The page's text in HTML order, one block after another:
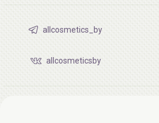
allcosmetics_by
allcosmeticsby